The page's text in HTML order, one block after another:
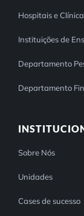
Hospitais e
Instituições de
Departamento
Departamento
Sobre Nós
Unidades
Cases de sucesso